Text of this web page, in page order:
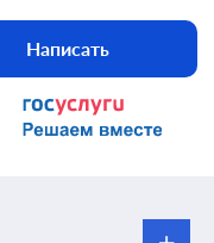
Написать